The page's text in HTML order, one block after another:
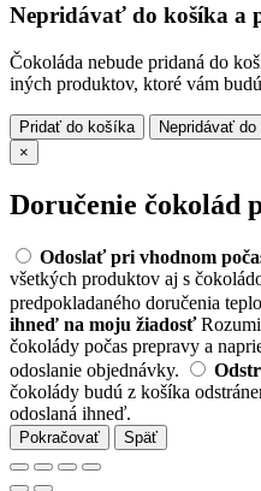
Nepridávať do košíka a
Čokoláda nebude pridaná do
iných produktov, ktoré vám
Pridať do košíka
Nepridávať
×
Doručenie čokolád
Odoslať pri vhodnom
všetkých produktov aj s
predpokladaného doručenia
ihneď na moju žiadosť
čokolády počas prepravy a
odoslanie objednávky.
čokolády budú z košíka
odoslaná ihneď.
Pokračovať Späť